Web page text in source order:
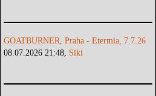
GOATBURNER, Praha - Etermia, 7.7.26
08.07.2026 21:48, Siki